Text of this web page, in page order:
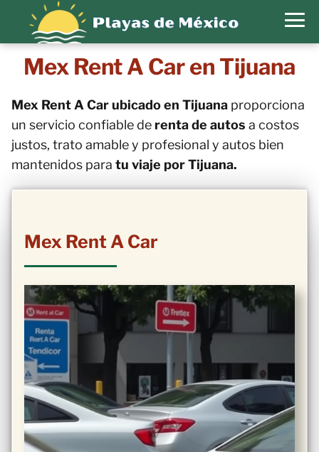
Mex Rent A Car en Tijuana
Mex Rent A Car ubicado en Tijuana proporciona
un servicio confiable de renta de autos a costos
justos, trato amable y profesional y autos bien
mantenidos para tu viaje por Tijuana.
Mex Rent A Car